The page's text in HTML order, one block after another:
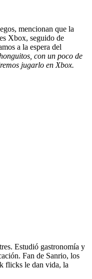
mencionan que la
Xbox, seguido de
a la espera del
con un poco de
jugarlo en Xbox.
Estudió gastronomía y
Fan de Sanrio, los
flicks le dan vida, la